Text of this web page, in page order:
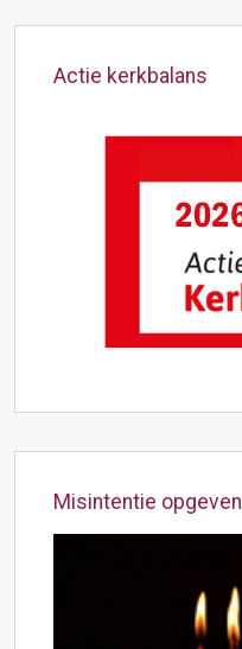
Actie kerkbalans
Misintentie opgeven